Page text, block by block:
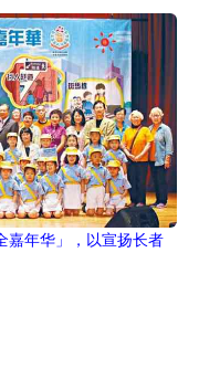
嘉年华」，以宣扬长者